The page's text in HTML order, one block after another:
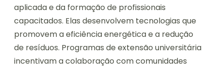
aplicada e da formação de profissionais
capacitados. Elas desenvolvem tecnologias que
promovem a eficiência energética e a redução
de resíduos. Programas de extensão universitária
incentivam a colaboração com comunidades